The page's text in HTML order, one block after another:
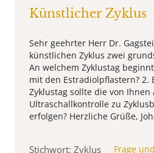
Künstlicher Zyklus
Sehr geehrter Herr Dr.
künstlichen Zyklus zwei
An welchem Zyklustag
mit den Estradiolpflastern? 2.
Zyklustag sollte die von Ihnen
Ultraschallkontrolle zu
erfolgen? Herzliche Grüße,
Stichwort: Zyklus Frage